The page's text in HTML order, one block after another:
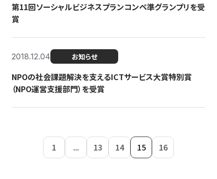
第11回ソーシャルビジネスプランコンペ準グランプリを受
賞
2018.12.04 お知らせ
NPOの社会課題解決を支えるICTサービス大賞特別賞
（NPO運営支援部門）を受賞
1 ... 13 14 15 16